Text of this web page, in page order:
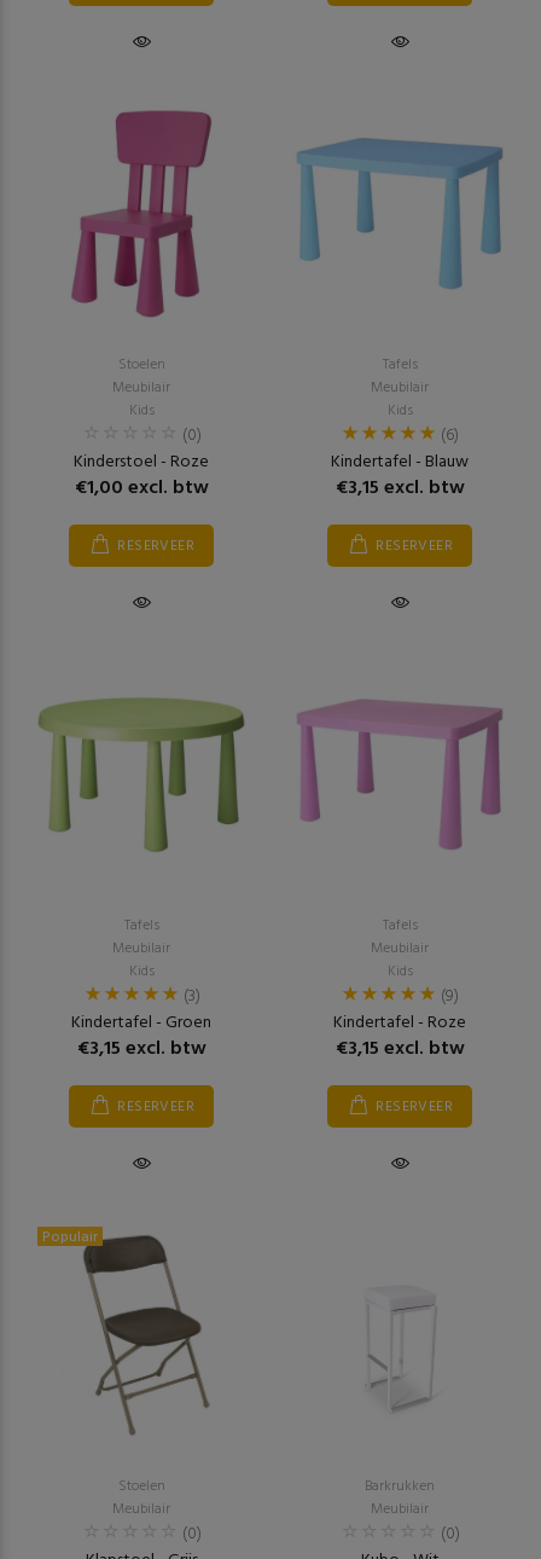
Stoelen
Meubilair
Kids
(0)
Kinderstoel - Roze
€1,00 excl. btw
RESERVEER
Tafels
Meubilair
Kids
(6)
Kindertafel - Blauw
€3,15 excl. btw
RESERVEER
Tafels
Meubilair
Kids
(3)
Kindertafel - Groen
€3,15 excl. btw
RESERVEER
Tafels
Meubilair
Kids
(9)
Kindertafel - Roze
€3,15 excl. btw
RESERVEER
Populair
Stoelen
Meubilair
(0)
Barkrukken
Meubilair
(0)